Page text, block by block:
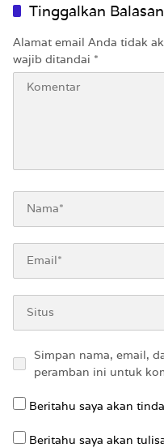
Tinggalkan Balasan
Alamat email Anda tidak
wajib ditandai *
Simpan nama, email,
peramban ini untuk
Beritahu saya akan
Beritahu saya akan